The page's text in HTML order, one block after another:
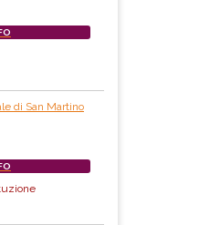
di San Martino